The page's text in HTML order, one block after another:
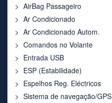
AirBag Passageiro
Ar Condicionado
Ar Condicionado Autom.
Comandos no Volante
Entrada USB
ESP (Estabilidade)
Espelhos Reg. Eléctricos
Sistema de navegação/GPS